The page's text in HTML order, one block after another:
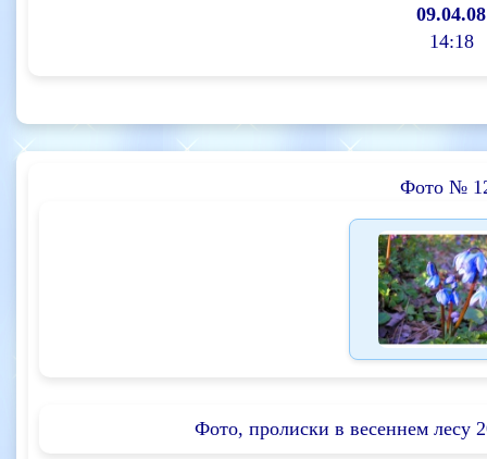
09.04.08
14:18
Фото №
Фото, пролиски в весеннем лесу